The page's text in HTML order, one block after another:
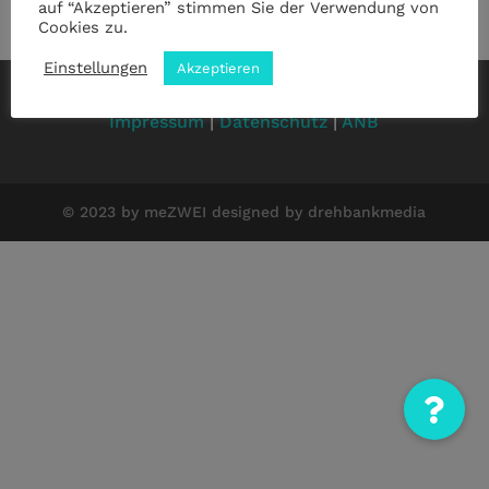
Impressum|Datenschutz|ANB
© 2023 by meZWEI designed by drehbankmedia
auf “Akzeptieren” stimmen Sie der Verwendung von
Cookies zu.
Einstellungen Akzeptieren